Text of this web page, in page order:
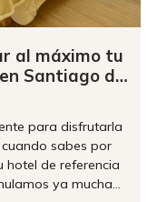
al máximo tu
Santiago de
para disfrutarla
sabes por
hotel de referencia
ya mucha